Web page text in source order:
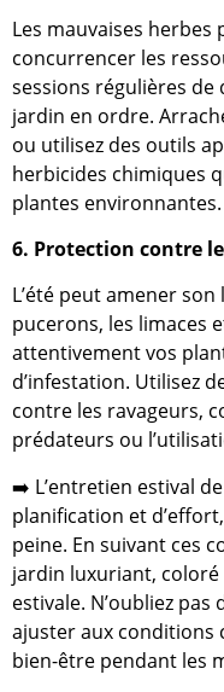
Les mauvaises
concurrencer les
sessions régulières
jardin en ordre.
ou utilisez des outils
herbicides chimiques
plantes environnantes.
6. Protection contre
L’été peut amener
pucerons, les limaces
attentivement vos
d’infestation. Utilisez
contre les ravageurs,
prédateurs ou
➡️ L’entretien estival
planification et
peine. En suivant ces
jardin luxuriant,
estivale. N’oubliez
ajuster aux conditions
bien-être pendant les